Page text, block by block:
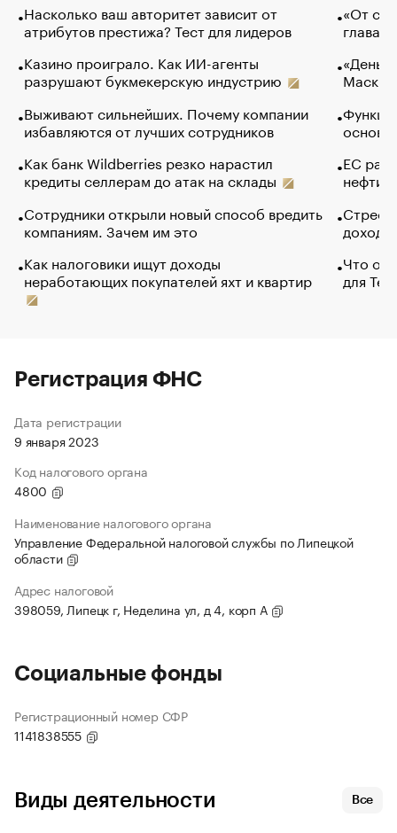
Насколько ваш авторитет зависит от
атрибутов престижа? Тест для лидеров
Казино проиграло. Как ИИ-агенты
разрушают букмекерскую индустрию
Выживают сильнейших. Почему компании
избавляются от лучших сотрудников
Как банк Wildberries резко нарастил
кредиты селлерам до атак на склады
Сотрудники открыли новый способ вредить
компаниям. Зачем им это
Как налоговики ищут доходы
неработающих покупателей яхт и квартир
«От
глава
Маск в
основ
ЕС
нефти
Что
для
Регистрация ФНС
Дата регистрации
9 января 2023
Код налогового органа
4800
Наименование налогового органа
Управление Федеральной налоговой службы по Липецкой
области
Адрес налоговой
398059, Липецк г, Неделина ул, д 4, корп А
Социальные фонды
Регистрационный номер СФР
1141838555
Виды деятельности Все